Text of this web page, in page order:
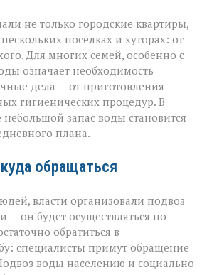
не только городские квартиры,
посёлках и хуторах: от
Для многих семей, особенно с
означает необходимость
дела — от приготовления
гигиенических процедур. В
запас воды становится
плана.
обращаться
власти организовали подвоз
— он будет осуществляться по
обратиться в
специалисты примут обращение
воды населению и социально